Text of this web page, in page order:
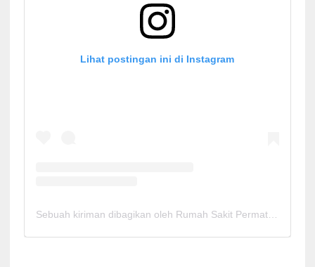
Lihat postingan ini di Instagram
Sebuah kiriman dibagikan oleh Rumah Sakit Permata Cirebon (@rspermatacirebon)